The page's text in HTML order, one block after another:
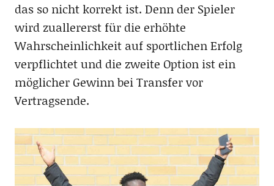
das so nicht korrekt ist. Denn der Spieler
wird zuallererst für die erhöhte
Wahrscheinlichkeit auf sportlichen Erfolg
verpflichtet und die zweite Option ist ein
möglicher Gewinn bei Transfer vor
Vertragsende.